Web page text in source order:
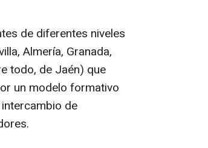
de diferentes niveles
Almería, Granada,
todo, de Jaén) que
un modelo formativo
de